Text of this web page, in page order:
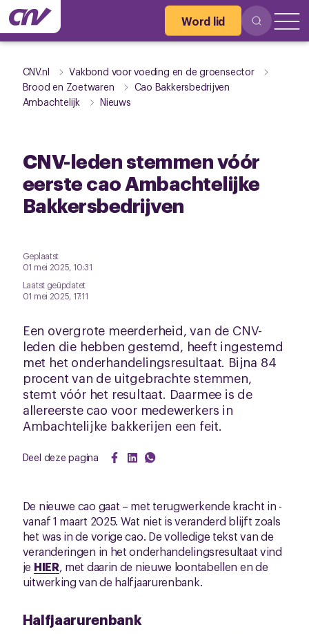
Word lid
CNV.nl
Vakbond voor voeding en de groensector
Brood en Zoetwaren
Cao Bakkersbedrijven
Ambachtelijk
Nieuws
CNV-leden stemmen vóór
eerste cao Ambachtelijke
Bakkersbedrijven
Geplaatst
01 mei 2025, 10:31
Laatst geüpdatet
01 mei 2025, 17:11
Een overgrote meerderheid, van de CNV-
leden die hebben gestemd, heeft ingestemd
met het onderhandelingsresultaat. Bijna 84
procent van de uitgebrachte stemmen,
stemt vóór het resultaat. Daarmee is de
allereerste cao voor medewerkers in
Ambachtelijke bakkerijen een feit.
Deel deze pagina
De nieuwe cao gaat – met terugwerkende kracht in -
vanaf 1 maart 2025. Wat niet is veranderd blijft zoals
het was in de vorige cao. De volledige tekst van de
veranderingen in het onderhandelingsresultaat vind
je HIER, met daarin de nieuwe loontabellen en de
uitwerking van de halfjaarurenbank.
Halfjaarurenbank